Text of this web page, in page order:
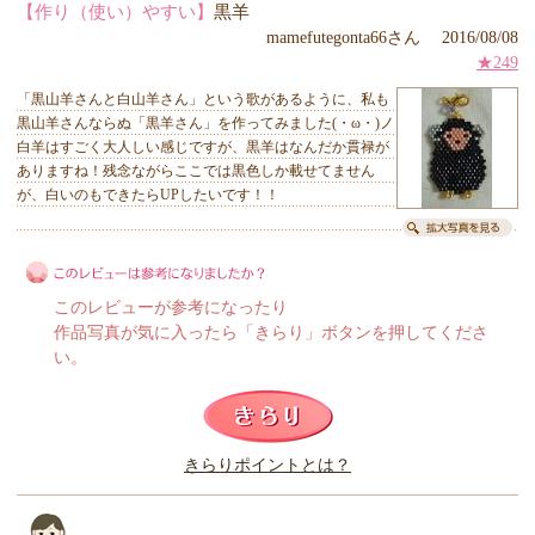
【作り（使い）やすい】 黒羊
mamefutegonta66さん 2016/08/08
★249
「黒山羊さんと白山羊さん」という歌があるように、私も
黒山羊さんならぬ「黒羊さん」を作ってみました(・ω・)ノ
白羊はすごく大人しい感じですが、黒羊はなんだか貫禄が
ありますね！残念ながらここでは黒色しか載せてません
が、白いのもできたらUPしたいです！！
このレビューは参考になりましたか？
このレビューが参考になったり
作品写真が気に入ったら「きらり」ボタンを押してくださ
い。
きらり
きらりポイントとは？